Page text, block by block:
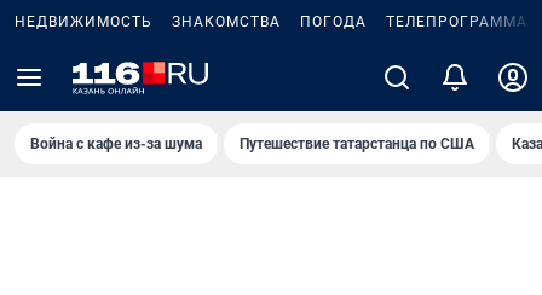
НЕДВИЖИМОСТЬ ЗНАКОМСТВА ПОГОДА ТЕЛЕПРОГРАММА
Война с кафе из-за шума Путешествие татарстанца по США